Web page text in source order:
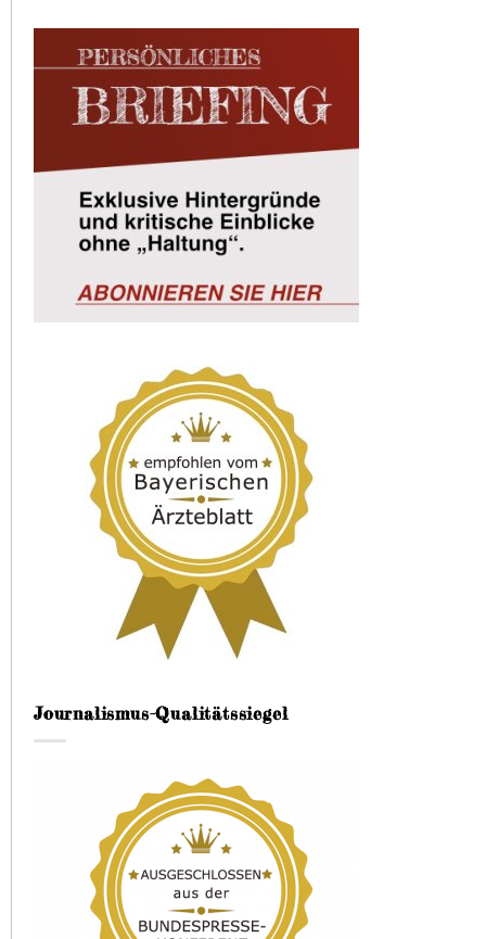
Journalismus-Qualitätssiegel